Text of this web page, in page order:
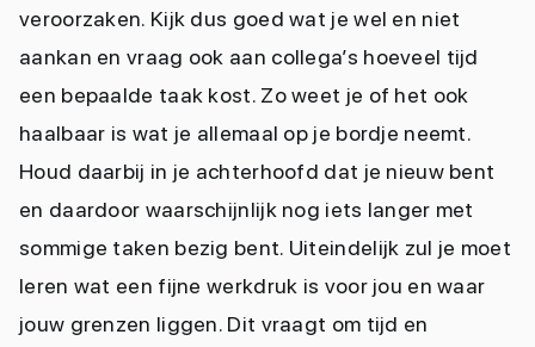
veroorzaken. Kijk dus goed wat je wel en niet
aankan en vraag ook aan collega’s hoeveel tijd
een bepaalde taak kost. Zo weet je of het ook
haalbaar is wat je allemaal op je bordje neemt.
Houd daarbij in je achterhoofd dat je nieuw bent
en daardoor waarschijnlijk nog iets langer met
sommige taken bezig bent. Uiteindelijk zul je moet
leren wat een fijne werkdruk is voor jou en waar
jouw grenzen liggen. Dit vraagt om tijd en